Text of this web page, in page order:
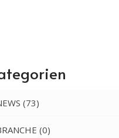
(73)
(0)